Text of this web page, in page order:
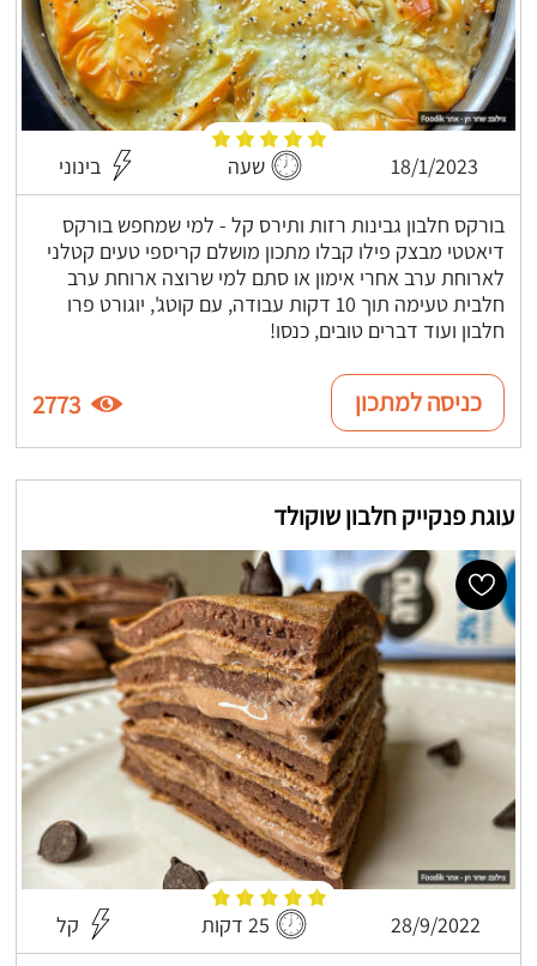
18/1/2023 שעה בינוני
בורקס חלבון גבינות רזות ותירס קל - למי שמחפש בורקס
דיאטטי מבצק פילו קבלו מתכון מושלם קריספי טעים קטלני
לארוחת ערב אחרי אימון או סתם למי שרוצה ארוחת ערב
חלבית טעימה תוך 10 דקות עבודה, עם קוטג', יוגורט פרו
חלבון ועוד דברים טובים, כנסו!
כניסה למתכון 2773
עוגת פנקייק חלבון שוקולד
28/9/2022 25 דקות קל